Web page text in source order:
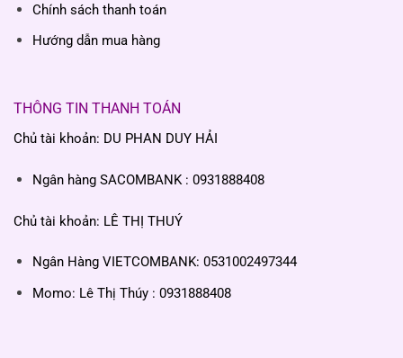
Chính sách thanh toán
Hướng dẫn mua hàng
THÔNG TIN THANH TOÁN
Chủ tài khoản: DU PHAN DUY HẢI
Ngân hàng SACOMBANK : 0931888408
Chủ tài khoản: LÊ THỊ THUÝ
Ngân Hàng VIETCOMBANK: 0531002497344
Momo: Lê Thị Thúy : 0931888408